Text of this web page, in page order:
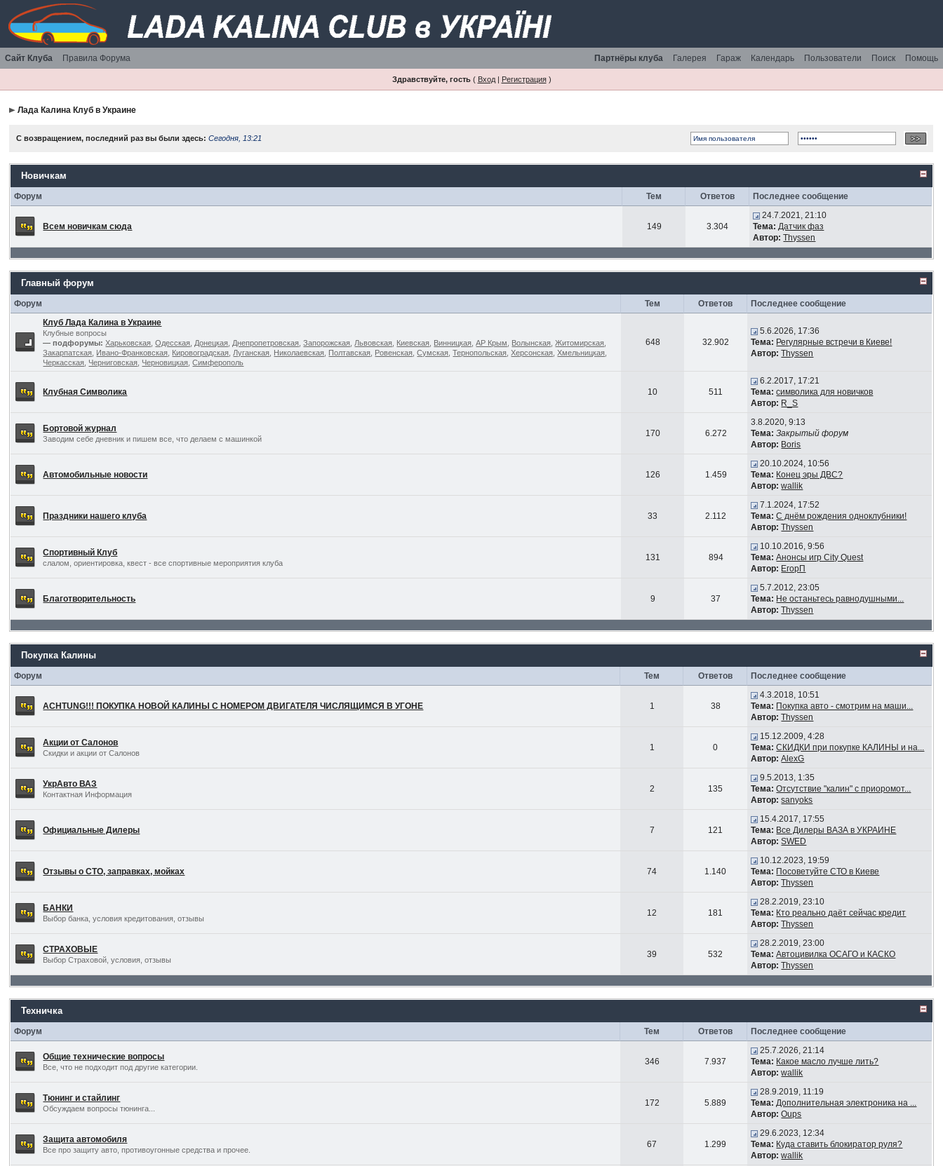
Сайт Клуба Правила Форума Помощь
Поиск
Пользователи
Календарь
Гараж
Галерея
Партнёры клуба
Здравствуйте, гость( Вход| Регистрация)
Лада Калина Клуб в Украине
С возвращением, последний раз вы были здесь:Сегодня, 13:21
Новичкам
Форум Тем Ответов Последнее сообщение
Всем новичкам сюда 149 3.304
24.7.2021, 21:10
Тема: Датчик фаз
Автор: Thyssen
Главный форум
Форум Тем Ответов
Последнее сообщение
Клуб Лада Калина в Украине
Клубные вопросы
— подфорумы: Харьковская ,Одесская Донецкая Днепропетровская ,Запорожская Львовская Киевская Винницкая ,АР Крым Волынская ,Житомирская
Закарпатская Ивано-Франковская Кировоградская Луганская Николаевская Полтавская Ровенская ,Сумская ,Тернопольская ,Херсонская ,Хмельницкая
Черкасская Черниговская Черновицкая ,Симферополь
648 32.902
5.6.2026, 17:36
Тема: Регулярные встречи в Киеве!
Автор: Thyssen
Клубная Символика 10 511
6.2.2017, 17:21
Тема: символика для новичков
Автор: R_S
Бортовой журнал
Заводим себе дневник и пишем все, что делаем с машинкой
170 6.272
3.8.2020, 9:13
Тема: Закрытый форум
Автор: Boris
Автомобильные новости 126 1.459
20.10.2024, 10:56
Тема: Конец эры ДВС?
Автор: wallik
Праздники нашего клуба 33 2.112
7.1.2024, 17:52
Тема: С днём рождения одноклубники!
Автор: Thyssen
Спортивный Клуб
слалом, ориентировка, квест - все спортивные мероприятия клуба
131 894
10.10.2016, 9:56
Тема: Анонсы игр City Quest
Автор: ЕгорП
Благотворительность 9 37
5.7.2012, 23:05
Тема: Не останьтесь равнодушными...
Автор: Thyssen
Покупка Калины
Форум Тем Ответов Последнее сообщение
ACHTUNG!!! ПОКУПКА НОВОЙ КАЛИНЫ С НОМЕРОМ ДВИГАТЕЛЯ ЧИСЛЯЩИМСЯ В УГОНЕ 1 38
4.3.2018, 10:51
Тема: Покупка авто - смотрим на маши...
Автор: Thyssen
Акции от Салонов
Скидки и акции от Салонов
1 0
15.12.2009, 4:28
Тема: СКИДКИ при покупке КАЛИНЫ и на...
Автор: AlexG
УкрАвто ВАЗ
Контактная Информация
2 135
9.5.2013, 1:35
Тема: Отсутствие "калин" с приоромот...
Автор: sanyoks
Официальные Дилеры 7 121
15.4.2017, 17:55
Тема: Все Дилеры ВАЗА в УКРАИНЕ
Автор: SWED
Отзывы о СТО, заправках, мойках 74 1.140
10.12.2023, 19:59
Тема: Посоветуйте СТО в Киеве
Автор: Thyssen
БАНКИ
Выбор банка, условия кредитования, отзывы
12 181
28.2.2019, 23:10
Тема: Кто реально даёт сейчас кредит
Автор: Thyssen
СТРАХОВЫЕ
Выбор Страховой, условия, отзывы
39 532
28.2.2019, 23:00
Тема: Автоцивилка ОСАГО и КАСКО
Автор: Thyssen
Техничка
Форум Тем Ответов Последнее сообщение
Общие технические вопросы
Все, что не подходит под другие категории.
346 7.937
25.7.2026, 21:14
Тема: Какое масло лучше лить?
Автор: wallik
Тюнинг и стайлинг
Обсуждаем вопросы тюнинга...
172 5.889
28.9.2019, 11:19
Тема: Дополнительная электроника на ...
Автор: Oups
Защита автомобиля
Все про защиту авто, противоугонные средства и прочее.
67 1.299
29.6.2023, 12:34
Тема: Куда ставить блокиратор руля?
Автор: wallik